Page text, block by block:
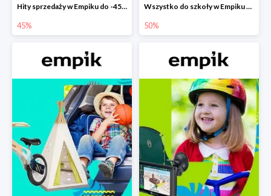
Hity sprzedaży w Empiku do -45%
45%
Wszystko do szkoły w Empiku do -50%
50%